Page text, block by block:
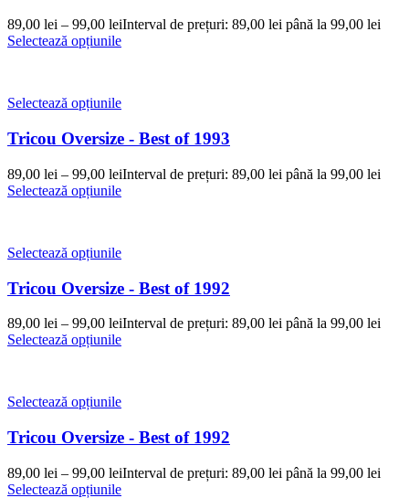
89,00 lei – 99,00 leiInterval de prețuri: 89,00 lei până la 99,00 lei
Selectează opțiunile
Selectează opțiunile
Tricou Oversize - Best of 1993
89,00 lei – 99,00 leiInterval de prețuri: 89,00 lei până la 99,00 lei
Selectează opțiunile
Selectează opțiunile
Tricou Oversize - Best of 1992
89,00 lei – 99,00 leiInterval de prețuri: 89,00 lei până la 99,00 lei
Selectează opțiunile
Selectează opțiunile
Tricou Oversize - Best of 1992
89,00 lei – 99,00 leiInterval de prețuri: 89,00 lei până la 99,00 lei
Selectează opțiunile